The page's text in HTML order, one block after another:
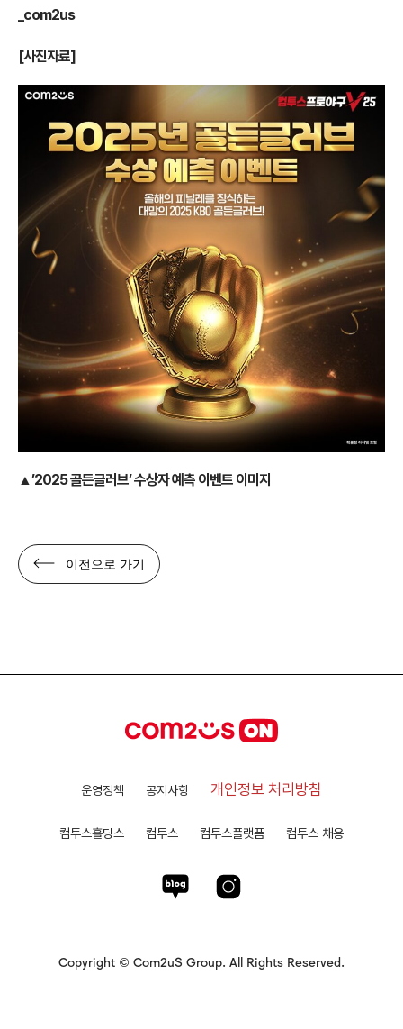
_com2us
[사진자료]
▲’2025 골든글러브’ 수상자 예측 이벤트 이미지
이전으로 가기
운영정책 공지사항 개인정보 처리방침
컴투스홀딩스 컴투스 컴투스플랫폼 컴투스 채용
Copyright © Com2uS Group. All Rights Reserved.